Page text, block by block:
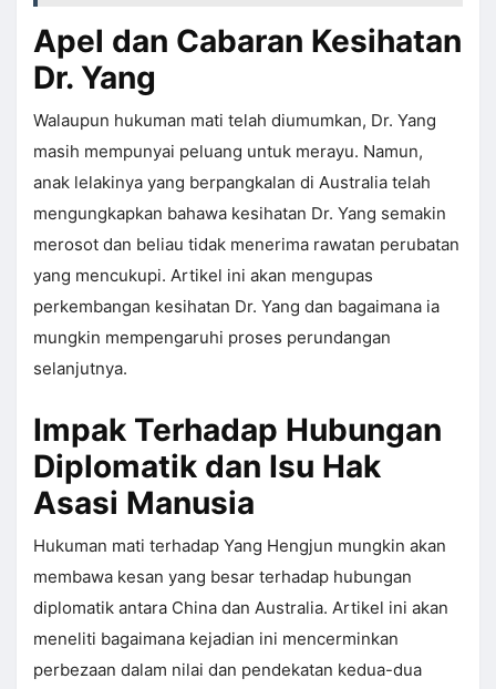
Apel dan Cabaran Kesihatan
Dr. Yang
Walaupun hukuman mati telah diumumkan, Dr. Yang
masih mempunyai peluang untuk merayu. Namun,
anak lelakinya yang berpangkalan di Australia telah
mengungkapkan bahawa kesihatan Dr. Yang semakin
merosot dan beliau tidak menerima rawatan perubatan
yang mencukupi. Artikel ini akan mengupas
perkembangan kesihatan Dr. Yang dan bagaimana ia
mungkin mempengaruhi proses perundangan
selanjutnya.
Impak Terhadap Hubungan
Diplomatik dan Isu Hak
Asasi Manusia
Hukuman mati terhadap Yang Hengjun mungkin akan
membawa kesan yang besar terhadap hubungan
diplomatik antara China dan Australia. Artikel ini akan
meneliti bagaimana kejadian ini mencerminkan
perbezaan dalam nilai dan pendekatan kedua-dua